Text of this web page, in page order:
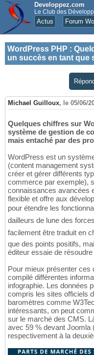
Developpez.com
Le Club des
Actus Forum
WordPress PHP :
un succès en tant que
Michael Guilloux, le 05/06/
Quelques chiffres sur
système de gestion de
mais entaché par des
WordPress est un
(content management
créer et gérer différents
commerce par exemple),
connaissances avancées
flexible et offre aux
pour étendre les
dailleurs de lune des
facilement être traduit en
que des points positifs,
éditeur essaie de résoudre
Pour mieux présenter ces
compilé différentes
infographie. Les données
compris les sites officiels
baromètres comme
intéressants, on peut
sur le marché des CMS.
avec 59 % devant Joomla
respectivement à la